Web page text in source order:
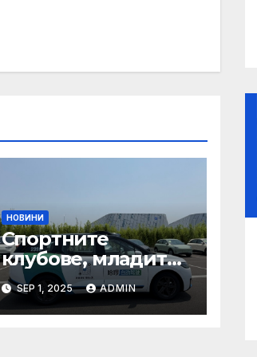
НОВИНИ
Спортните
клубове, младите
ни атлети и
техните треньори
имат нужда от
SEP 1, 2025 ADMIN